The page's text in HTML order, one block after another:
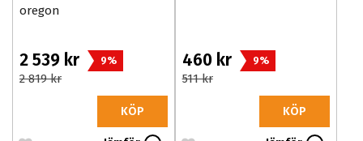
oregon
2 539 kr 9%
2 819 kr
KÖP
460 kr 9%
511 kr
KÖP